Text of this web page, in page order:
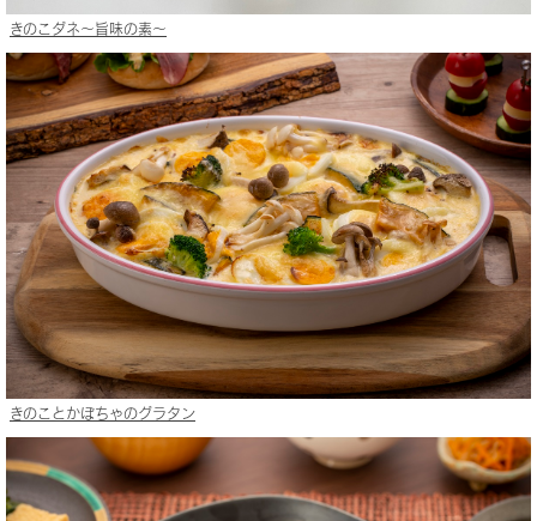
きのこダネ〜旨味の素〜
きのことかぼちゃのグラタン